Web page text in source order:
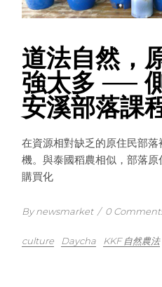
道法自然，
強太多 ──
安溪部落課
在資源相對缺乏的原住民部
機。與泰國稻農相似，部落原
購買化
By newsmarket / 0
culture Daycha KKF 自然農法